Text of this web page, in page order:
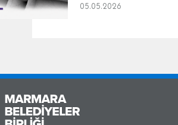
05.05.2026